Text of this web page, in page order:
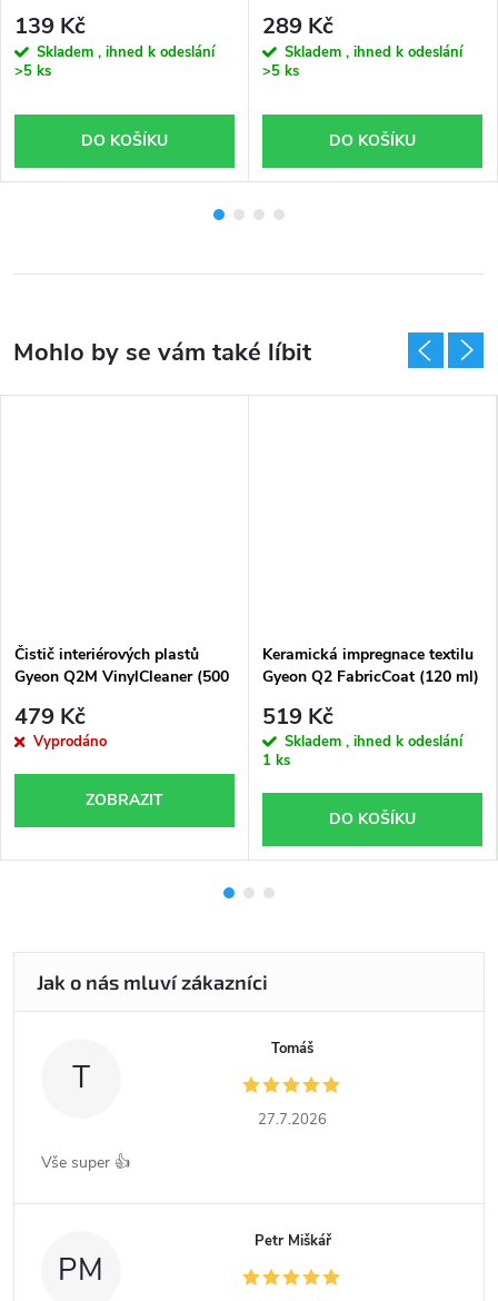
139 Kč
Skladem , ihned k odeslání
>5 ks
DO KOŠÍKU
289 Kč
Skladem , ihned k odeslání
>5 ks
DO KOŠÍKU
Čistič interiérových plastů
Gyeon Q2M VinylCleaner (500
479 Kč
Vyprodáno
ZOBRAZIT
Keramická impregnace textilu
Gyeon Q2 FabricCoat (120 ml)
519 Kč
Skladem , ihned k odeslání
1 ks
DO KOŠÍKU
T
Tomáš
27.7.2026
Vše super 👍
PM
Petr Miškář